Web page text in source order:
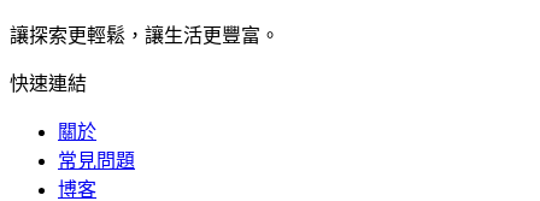
讓探索更輕鬆，讓生活更豐富。
快速連結
關於
常見問題
博客